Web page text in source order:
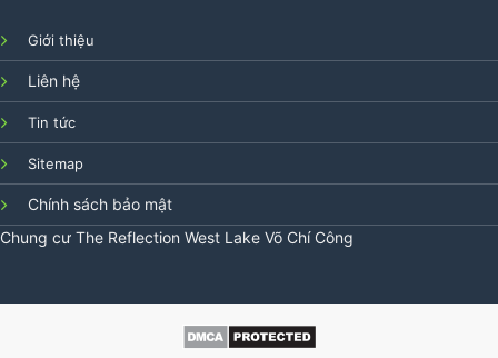
Giới thiệu
Liên hệ
Tin tức
Sitemap
Chính sách bảo mật
Chung cư The Reflection West Lake Võ Chí Công